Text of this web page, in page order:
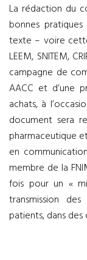
La rédaction du
bonnes
texte – voire
LEEM, SNITEM,
campagne de
AACC et d’une
achats, à
document sera
pharmaceutique
en
membre de la
fois pour un «
transmission des
patients, dans